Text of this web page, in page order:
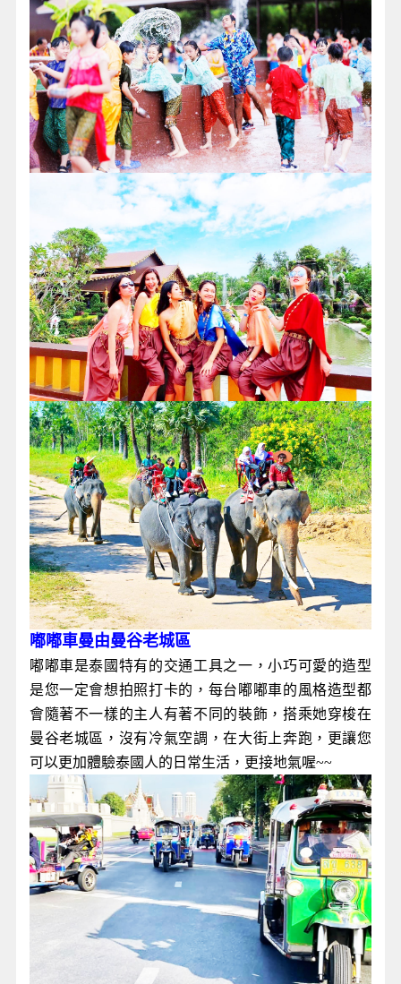
嘟嘟車曼由曼谷老城區
嘟嘟車是泰國特有的交通工具之一，小巧可愛的造型
是您一定會想拍照打卡的，每台嘟嘟車的風格造型都
會隨著不一樣的主人有著不同的裝飾，搭乘她穿梭在
曼谷老城區，沒有冷氣空調，在大街上奔跑，更讓您
可以更加體驗泰國人的日常生活，更接地氣喔~~